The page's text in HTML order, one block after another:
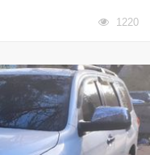
1220